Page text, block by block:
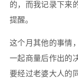
的，而我记录下来
提醒。
这个月其他的事情
一起商量后作出的
要经过老婆大人的